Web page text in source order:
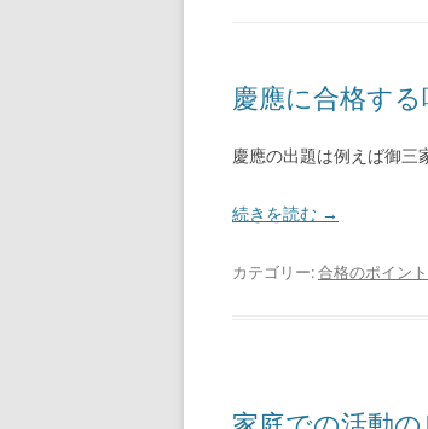
慶應に合格す
慶應の出題は例えば御三
続きを読む →
カテゴリー:合格のポイント